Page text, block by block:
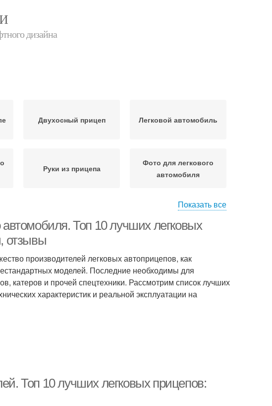
дизайна
Двухосный прицеп Легковой автомобиль
Руки из прицепа
Фото для легкового
автомобиля
Показать все
Топ 10 лучших легковых
отзывы
производителей легковых автоприцепов, как
моделей. Последние необходимы для
катеров и прочей спецтехники. Рассмотрим список лучших
характеристик и реальной эксплуатации на
Топ 10 лучших легковых прицепов: